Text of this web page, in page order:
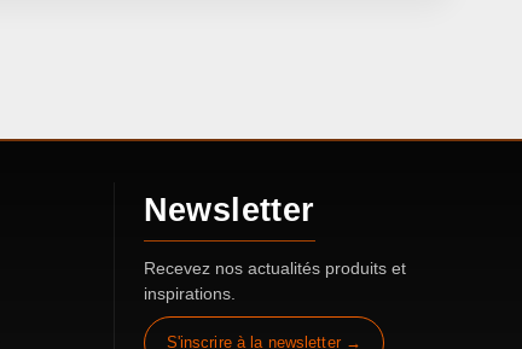
Newsletter
Recevez nos actualités produits et
inspirations.
S'inscrire à la newsletter